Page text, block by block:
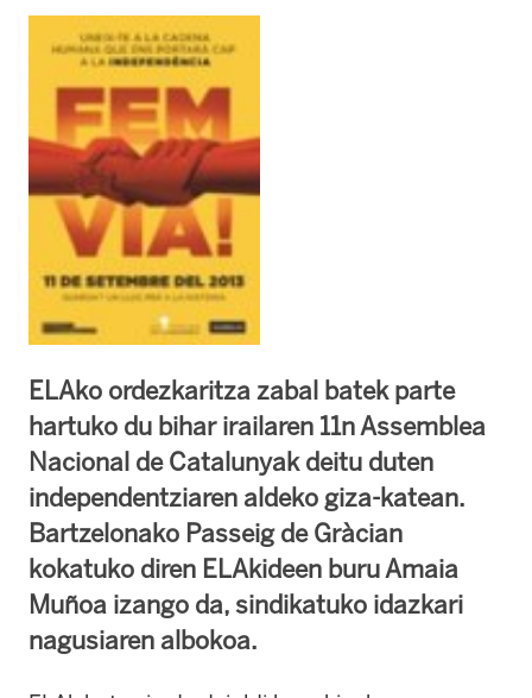
ELAko ordezkaritza zabal batek parte
hartuko du bihar irailaren 11n Assemblea
Nacional de Catalunyak deitu duten
independentziaren aldeko giza-katean.
Bartzelonako Passeig de Gràcian
kokatuko diren ELAkideen buru Amaia
Muñoa izango da, sindikatuko idazkari
nagusiaren albokoa.